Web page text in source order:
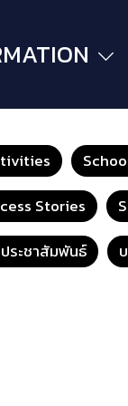
Stories
ระชาสัมพันธ์